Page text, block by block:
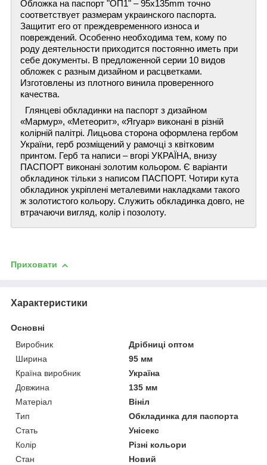
Обложка на паспорт "ОП1" – 95х135mm точно
соответствует размерам украинского паспорта.
Защитит его от преждевременного износа и
повреждений. Особенно необходима тем, кому по
роду деятельности приходится постоянно иметь при
себе документы. В предложенной серии 10 видов
обложек с разным дизайном и расцветками.
Изготовлены из плотного винила проверенного
качества.
Глянцеві обкладинки на паспорт з дизайном
«Мармур», «Метеорит», «Ягуар» виконані в різній
колірній палітрі. Лицьова сторона оформлена гербом
України, герб розміщений у рамочці з квітковим
принтом. Герб та написи – вгорі УКРАЇНА, внизу
ПАСПОРТ виконані золотим кольором. Є варіанти
обкладинок тільки з написом ПАСПОРТ. Чотири кута
обкладинок укріплені металевими накладками такого
ж золотистого кольору. Служить обкладинка довго, не
втрачаючи вигляд, колір і позолоту.
Приховати
Характеристики
Основні
Виробник
Дрібниці оптом
Ширина
95 мм
Країна виробник
Україна
Довжина
135 мм
Матеріал
Вініл
Тип
Обкладинка для паспорта
Стать
Унісекс
Колір
Різні кольори
Стан
Новий